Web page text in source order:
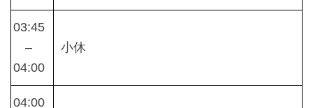
03:45
–
04:00
小休
04:00